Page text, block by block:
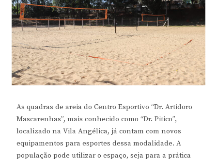
As quadras de areia do Centro Esportivo “Dr. Artidoro
Mascarenhas”, mais conhecido como “Dr. Pitico”,
localizado na Vila Angélica, já contam com novos
equipamentos para esportes dessa modalidade. A
população pode utilizar o espaço, seja para a prática